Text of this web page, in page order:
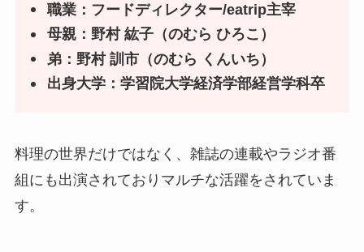
職業：フードディレクター/eatrip主宰
母親：野村 紘子（のむら ひろこ）
弟：野村 訓市（のむら くんいち）
出身大学：学習院大学経済学部経営学科卒
料理の世界だけではなく、雑誌の連載やラジオ番
組にも出演されておりマルチな活躍をされていま
す。